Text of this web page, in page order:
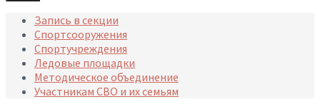
Запись в секции
Спортсооружения
Спортучреждения
Ледовые площадки
Методическое объединение
Участникам СВО и их семьям